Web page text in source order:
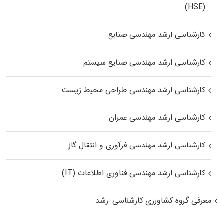
(HSE)
کارشناسی ارشد مهندسی صنایع
کارشناسی ارشد مهندسی صنایع سیستم
کارشناسی ارشد مهندسی طراحی محیط زیست
کارشناسی ارشد مهندسی عمران
کارشناسی ارشد مهندسی فرآوری و انتقال گاز
کارشناسی ارشد مهندسی فناوری اطلاعات (IT)
معرفی گروه کشاورزی کارشناسی ارشد